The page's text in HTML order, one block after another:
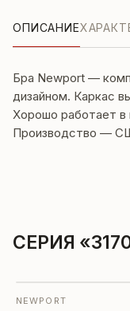
ОПИСАНИЕ
Бра Newport —
дизайном. Каркас
Хорошо работает в
Производство —
СЕРИЯ
NEWPORT